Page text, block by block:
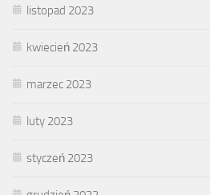
listopad 2023
kwiecień 2023
marzec 2023
luty 2023
styczeń 2023